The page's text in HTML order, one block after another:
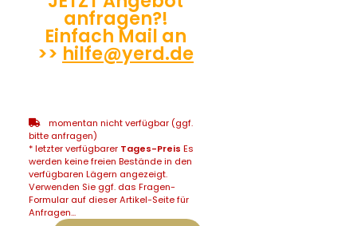
anfragen?!
Einfach Mail an
>> hilfe@yerd.de
momentan nicht verfügbar (ggf.
bitte anfragen)
* letzter verfügbarer Tages-Preis Es
werden keine freien Bestände in den
verfügbaren Lägern angezeigt.
Verwenden Sie ggf. das Fragen-
Formular auf dieser Artikel-Seite für
Anfragen...